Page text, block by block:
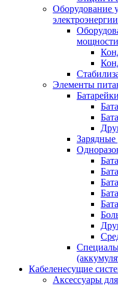
Оборудование
электроэнергии
мощности
Элементы
Зарядные
Кабеленесущие
Аксессуары